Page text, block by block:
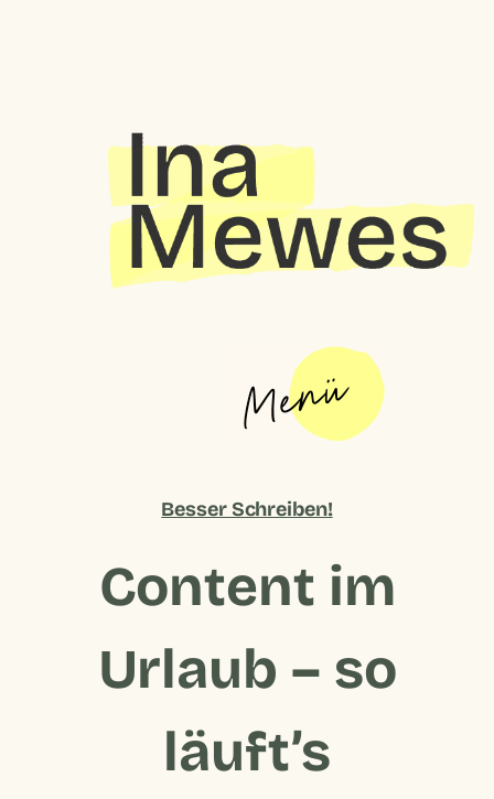
Besser Schreiben!
Content im
Urlaub – so
läuft’s